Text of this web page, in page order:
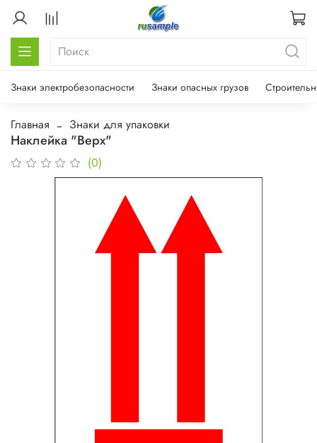
Знаки электробезопасности Знаки опасных грузов
Главная Знаки для упаковки
Наклейка "Верх"
(0)